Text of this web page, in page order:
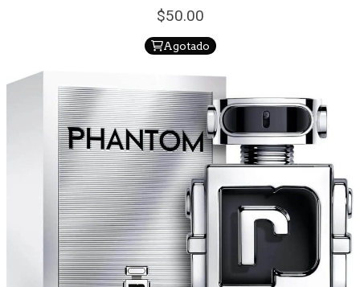
50.00
Agotado